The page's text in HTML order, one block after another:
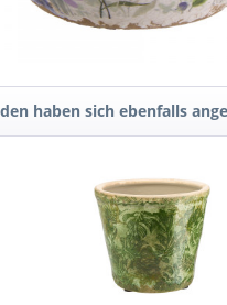
haben sich ebenfalls